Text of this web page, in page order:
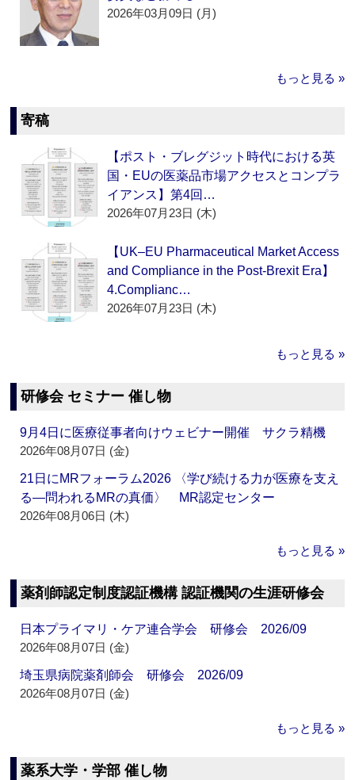
2026年03月09日 (月)
もっと見る »
寄稿
【ポスト・ブレグジット時代における英
国・EUの医薬品市場アクセスとコンプラ
イアンス】第4回…
2026年07月23日 (木)
【UK–EU Pharmaceutical Market Access
and Compliance in the Post-Brexit Era】
4.Complianc…
2026年07月23日 (木)
もっと見る »
研修会 セミナー 催し物
9月4日に医療従事者向けウェビナー開催 サクラ精機
2026年08月07日 (金)
21日にMRフォーラム2026 〈学び続ける力が医療を支え
る―問われるMRの真価〉 MR認定センター
2026年08月06日 (木)
もっと見る »
薬剤師認定制度認証機構 認証機関の生涯研修会
日本プライマリ・ケア連合学会 研修会 2026/09
2026年08月07日 (金)
埼玉県病院薬剤師会 研修会 2026/09
2026年08月07日 (金)
もっと見る »
薬系大学・学部 催し物